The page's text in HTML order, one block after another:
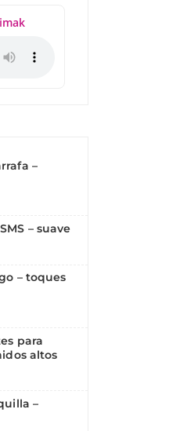
–
– suave
– toques
para
altos
–